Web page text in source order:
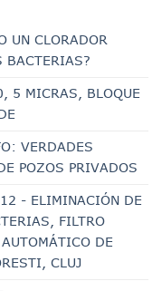
UN CLORADOR
BACTERIAS?
5 MICRAS, BLOQUE
VERDADES
POZOS PRIVADOS
- ELIMINACIÓN DE
FILTRO
DE
CLUJ